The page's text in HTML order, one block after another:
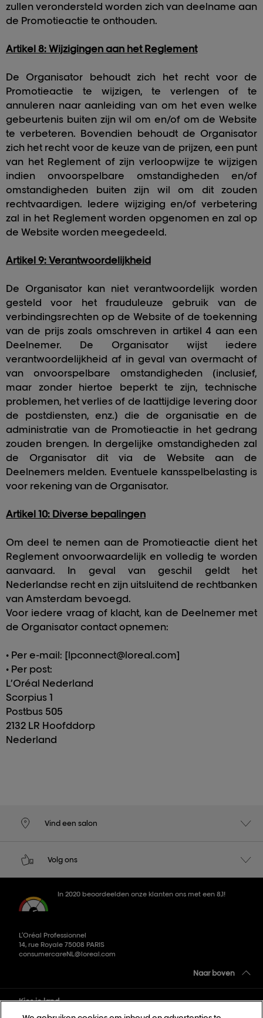
zullen verondersteld worden zich van deelname aan
de Promotieactie te onthouden.
Artikel 8: Wijzigingen aan het Reglement
De Organisator behoudt zich het recht voor de
Promotieactie te wijzigen, te verlengen of te
annuleren naar aanleiding van om het even welke
gebeurtenis buiten zijn wil om en/of om de Website
te verbeteren. Bovendien behoudt de Organisator
zich het recht voor de keuze van de prijzen, een punt
van het Reglement of zijn verloopwijze te wijzigen
indien onvoorspelbare omstandigheden en/of
omstandigheden buiten zijn wil om dit zouden
rechtvaardigen. Iedere wijziging en/of verbetering
zal in het Reglement worden opgenomen en zal op
de Website worden meegedeeld.
Artikel 9: Verantwoordelijkheid
De Organisator kan niet verantwoordelijk worden
gesteld voor het frauduleuze gebruik van de
verbindingsrechten op de Website of de toekenning
van de prijs zoals omschreven in artikel 4 aan een
Deelnemer. De Organisator wijst iedere
verantwoordelijkheid af in geval van overmacht of
van onvoorspelbare omstandigheden (inclusief,
maar zonder hiertoe beperkt te zijn, technische
problemen, het verlies of de laattijdige levering door
de postdiensten, enz.) die de organisatie en de
administratie van de Promotieactie in het gedrang
zouden brengen. In dergelijke omstandigheden zal
de Organisator dit via de Website aan de
Deelnemers melden. Eventuele kansspelbelasting is
voor rekening van de Organisator.
Artikel 10: Diverse bepalingen
Om deel te nemen aan de Promotieactie dient het
Reglement onvoorwaardelijk en volledig te worden
aanvaard. In geval van geschil geldt het
Nederlandse recht en zijn uitsluitend de rechtbanken
van Amsterdam bevoegd.
Voor iedere vraag of klacht, kan de Deelnemer met
de Organisator contact opnemen:
• Per e-mail: [lpconnect@loreal.com]
• Per post:
L’Oréal Nederland
Scorpius 1
Postbus 505
2132 LR Hoofddorp
Nederland
Vind een salon
Volg ons
In 2020 beoordeelden onze klanten ons met een 8,1!
L’Oréal Professionnel
14, rue Royale 75008 PARIS
consumercareNL@loreal.com
Naar boven
Kies je land